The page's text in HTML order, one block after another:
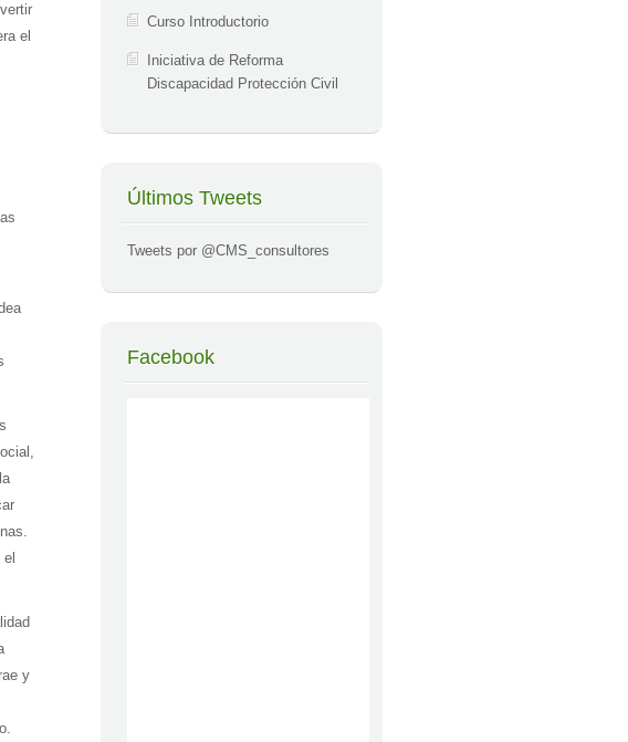
el
y
Curso Introductorio
Iniciativa de Reforma
Discapacidad Protección Civil
Últimos Tweets
Tweets por @CMS_consultores
Facebook